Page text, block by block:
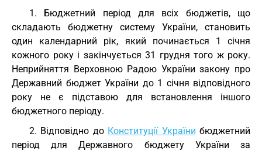
1. Бюджетний період для всіх бюджетів, що
складають бюджетну систему України, становить
один календарний рік, який починається 1 січня
кожного року і закінчується 31 грудня того ж року.
Неприйняття Верховною Радою України закону про
Державний бюджет України до 1 січня відповідного
року не є підставою для встановлення іншого
бюджетного періоду.
2. Відповідно до Конституції України бюджетний
період для Державного бюджету України за